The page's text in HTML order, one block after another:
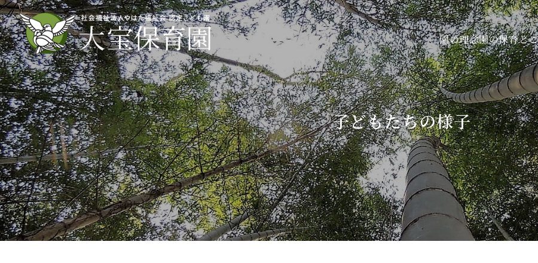
園の理念園の保育と
子どもたちの様子